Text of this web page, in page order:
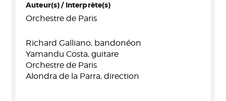
Auteur(s) / Interprète(s)
Orchestre de Paris
Richard Galliano, bandonéon
Yamandu Costa, guitare
Orchestre de Paris
Alondra de la Parra, direction